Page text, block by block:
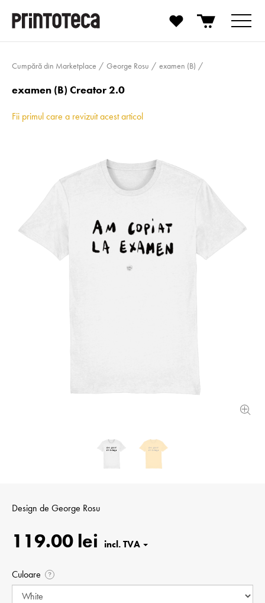
Cumpără din Marketplace George Rosu examen (B)
examen (B) Creator 2.0
Fii primul care a revizuit acest articol
Design de George Rosu
119.00 lei
Culoare ?